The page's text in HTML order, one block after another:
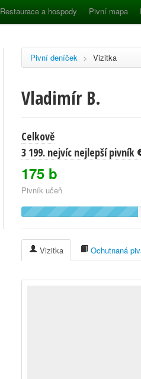
Restaurace a hospody Pivní mapa
Pivní deníček > Vizitka
Vladimír B.
Celkově
3 199. nejvíc nejlepší pivník
175 b
Pivník učeň
Vizitka Ochutnaná